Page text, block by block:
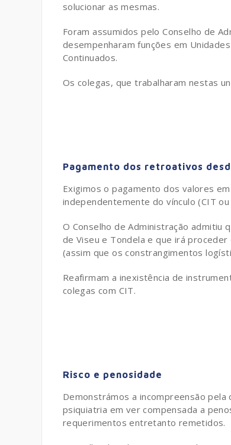
solucionar as mesmas.
Foram assumidos pelo Conselho de
desempenharam funções em
Continuados.
Os colegas, que trabalharam nestas
Pagamento dos retroativos
Exigimos o pagamento dos valores
independentemente do vínculo (CIT ou
O Conselho de Administração admitiu
de Viseu e Tondela e que irá
(assim que os constrangimentos
Reafirmam a inexistência de
colegas com CIT.
Risco e penosidade
Demonstrámos a incompreensão
psiquiatria em ver compensada a
requerimentos entretanto remetidos.